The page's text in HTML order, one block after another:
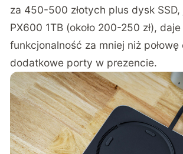
za 450-500 złotych plus dysk SSD,
PX600 1TB (około 200-250 zł),
funkcjonalność za mniej niż połowę
dodatkowe porty w prezencie.